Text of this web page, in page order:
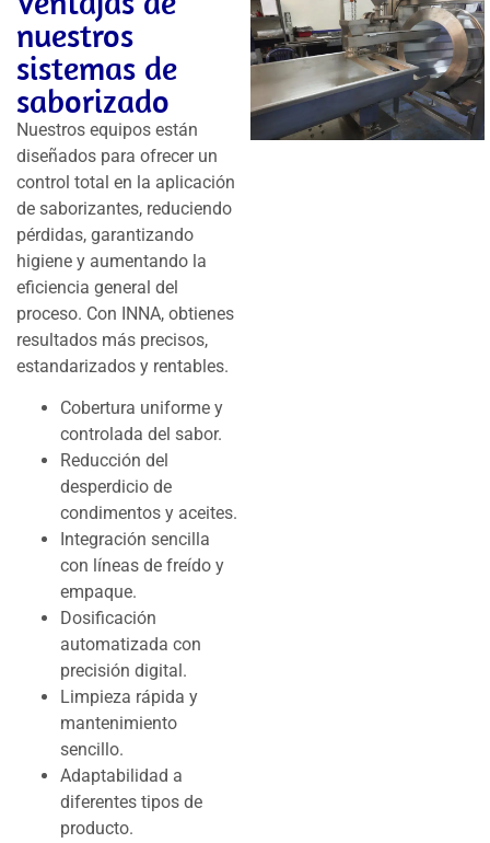
nuestros
sistemas de
saborizado
Nuestros equipos están
diseñados para ofrecer un
control total en la aplicación
de saborizantes, reduciendo
pérdidas, garantizando
higiene y aumentando la
eficiencia general del
proceso. Con INNA, obtienes
resultados más precisos,
estandarizados y rentables.
Cobertura uniforme y
controlada del sabor.
Reducción del
desperdicio de
condimentos y aceites.
Integración sencilla
con líneas de freído y
empaque.
Dosificación
automatizada con
precisión digital.
Limpieza rápida y
mantenimiento
sencillo.
Adaptabilidad a
diferentes tipos de
producto.